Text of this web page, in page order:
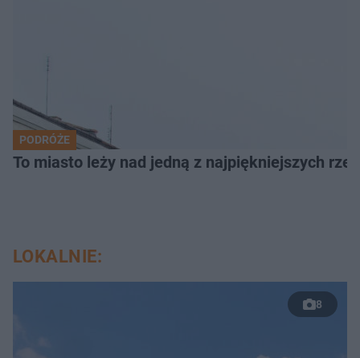
PODRÓŻE
To miasto leży nad jedną z najpiękniejszych
LOKALNIE:
8